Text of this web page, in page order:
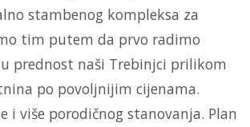
stambenog kompleksa za
tim putem da prvo radimo
prednost naši Trebinjci prilikom
po povoljnijim cijenama.
i više porodičnog stanovanja. Plan